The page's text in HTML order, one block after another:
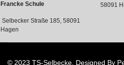
Francke Schule
Selbecker Straße 185, 58091
Hagen
58091
© 2023 TS-Selbecke. Designed By